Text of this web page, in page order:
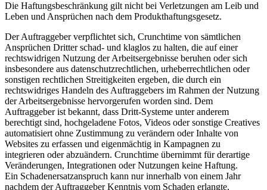
Die Haftungsbeschränkung gilt nicht bei Verletzungen am Leib und
Leben und Ansprüchen nach dem Produkthaftungsgesetz.
Der Auftraggeber verpflichtet sich, Crunchtime von sämtlichen
Ansprüchen Dritter schad- und klaglos zu halten, die auf einer
rechtswidrigen Nutzung der Arbeitsergebnisse beruhen oder sich
insbesondere aus datenschutzrechtlichen, urheberrechtlichen oder
sonstigen rechtlichen Streitigkeiten ergeben, die durch ein
rechtswidriges Handeln des Auftraggebers im Rahmen der Nutzung
der Arbeitsergebnisse hervorgerufen worden sind. Dem
Auftraggeber ist bekannt, dass Dritt-Systeme unter anderem
berechtigt sind, hochgeladene Fotos, Videos oder sonstige Creatives
automatisiert ohne Zustimmung zu verändern oder Inhalte von
Websites zu erfassen und eigenmächtig in Kampagnen zu
integrieren oder abzuändern. Crunchtime übernimmt für derartige
Veränderungen, Integrationen oder Nutzungen keine Haftung.
Ein Schadenersatzanspruch kann nur innerhalb von einem Jahr
nachdem der Auftraggeber Kenntnis vom Schaden erlangte,